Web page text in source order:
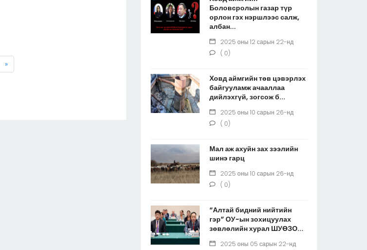
»
Боловсролын газар түр
орлон гэх нэршлээс салж,
албан...
2025 оны 12 сарын 22-нд
( 0)
Ховд аймгийн төв цэвэрлэх
байгууламж ачааллаа
дийлэхгүй, зогсож б...
2025 оны 10 сарын 26-нд
( 0)
Мал аж ахуйн зах зээлийн
шинэ гарц
2025 оны 10 сарын 26-нд
( 0)
“Алтай бидний нийтийн
гэр” ОУ-ын зохицуулах
зөвлөлийн хурал ШУӨЗО...
2025 оны 05 сарын 22-нд